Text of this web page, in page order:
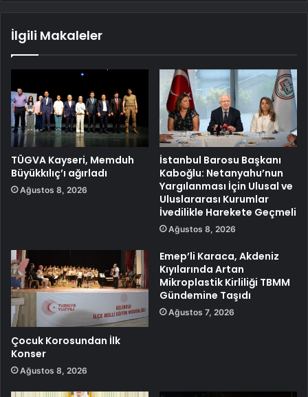
İlgili Makaleler
TÜGVA Kayseri, Memduh
Büyükkılıç’ı ağırladı
Ağustos 8, 2026
İstanbul Barosu Başkanı
Kaboğlu: Netanyahu’nun
Yargılanması İçin Ulusal ve
Uluslararası Kurumlar
İvedilikle Harekete Geçmeli
Ağustos 8, 2026
Çocuk Korosundan İlk
Konser
Ağustos 8, 2026
Emep’li Karaca, Akdeniz
Kıyılarında Artan
Mikroplastik Kirliliği TBMM
Gündemine Taşıdı
Ağustos 7, 2026